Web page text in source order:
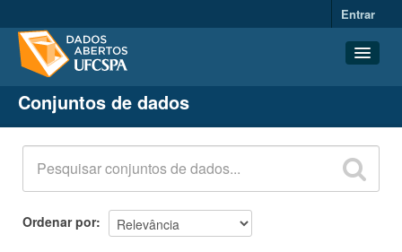
Entrar
Conjuntos de dados
Organizações
Grupos
Sobre
Conjuntos de dados
Ordenar por